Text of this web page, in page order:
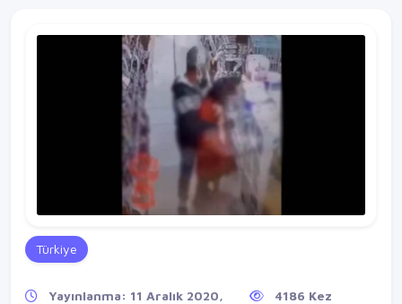
Türkiye
Yayınlanma: 11 Aralık 2020,
4186 Kez